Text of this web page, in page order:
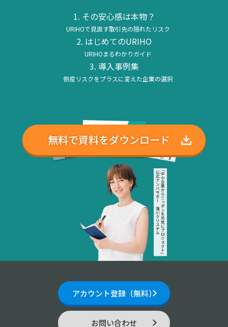
その安心感は本物？
URIHOで見直す取引先の隠れたリスク
はじめてのURIHO
URIHOまるわかりガイド
導入事例集
倒産リスクをプラスに変えた企業の選択
無料で資料をダウンロード
アカウント登録（無料）
お問い合わせ